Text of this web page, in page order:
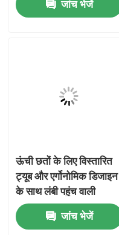
कारखाना भ्रमण
गुणवत्ता नियंत्रण
एयरोसोल कैन टॉप ढक्कन
जांच भेजें
ऊंची छतों के लिए विस्तारित
ट्यूब और एर्गोनोमिक डिजाइन
के साथ लंबी पहुंच वाली
एयरोसोल ट्रिगर स्प्रे गन
जांच भेजें